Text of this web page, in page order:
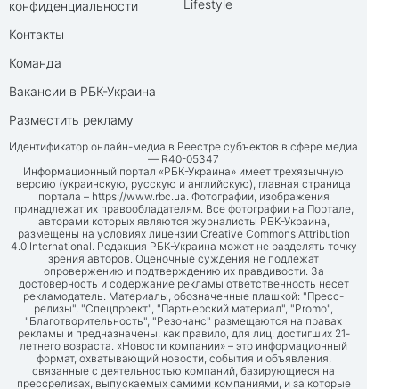
конфиденциальности
Контакты
Команда
Вакансии в РБК-Украина
Разместить рекламу
Lifestyle
Идентификатор онлайн-медиа в Реестре субъектов в сфере медиа
— R40-05347
Информационный портал «РБК-Украина» имеет трехязычную
версию (украинскую, русскую и английскую), главная страница
портала – https://www.rbc.ua. Фотографии, изображения
принадлежат их правообладателям. Все фотографии на Портале,
авторами которых являются журналисты РБК-Украина,
размещены на условиях лицензии Creative Commons Attribution
4.0 International. Редакция РБК-Украина может не разделять точку
зрения авторов. Оценочные суждения не подлежат
опровержению и подтверждению их правдивости. За
достоверность и содержание рекламы ответственность несет
рекламодатель. Материалы, обозначенные плашкой: "Пресс-
релизы", "Спецпроект", "Партнерский материал", "Promo",
"Благотворительность", "Резонанс" размещаются на правах
рекламы и предназначены, как правило, для лиц, достигших 21-
летнего возраста. «Новости компании» – это информационный
формат, охватывающий новости, события и объявления,
связанные с деятельностью компаний, базирующиеся на
прессрелизах, выпускаемых самими компаниями, и за которые